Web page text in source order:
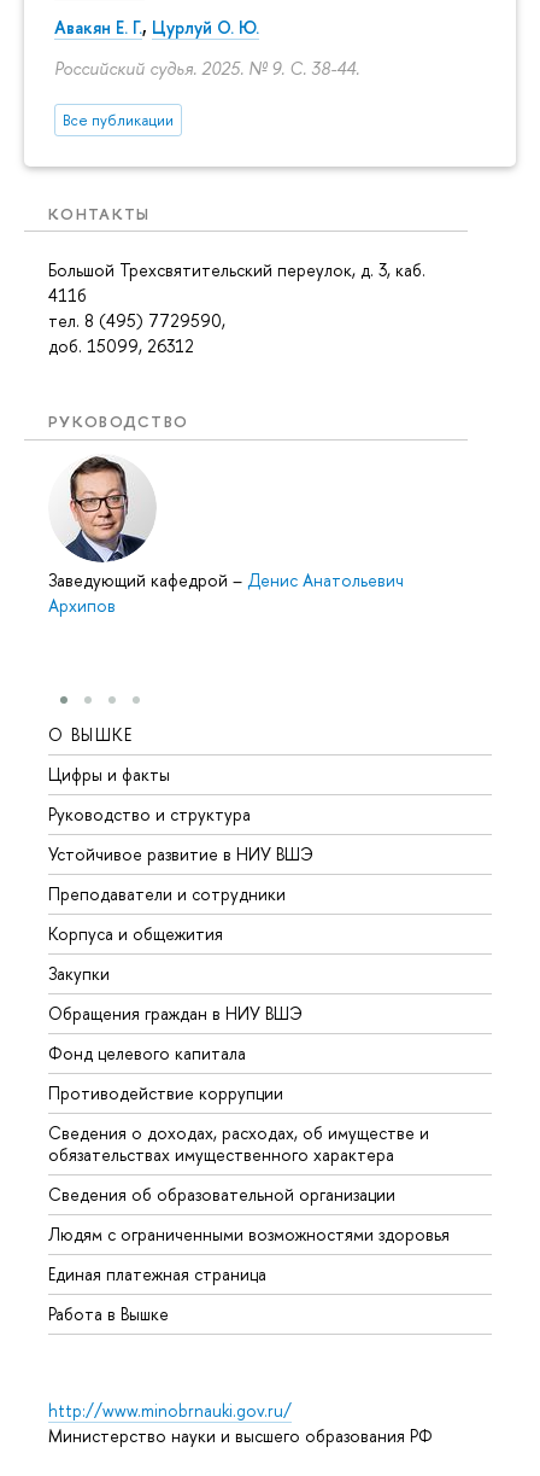
Авакян Е. Г., Цурлуй О. Ю.
Российский судья. 2025. № 9. С. 38-44.
Все публикации
КОНТАКТЫ
Большой Трехсвятительский переулок, д. 3, каб.
411б
тел. 8 (495) 7729590,
доб. 15099, 26312
РУКОВОДСТВО
Заведующий кафедрой – Денис Анатольевич
Архипов
О ВЫШКЕ
Цифры и факты
Руководство и структура
Устойчивое развитие в НИУ ВШЭ
Преподаватели и сотрудники
Корпуса и общежития
Закупки
Обращения граждан в НИУ ВШЭ
Фонд целевого капитала
Противодействие коррупции
Сведения о доходах, расходах, об имуществе и
обязательствах имущественного характера
Сведения об образовательной организации
Людям с ограниченными возможностями здоровья
Единая платежная страница
Работа в Вышке
http://www.minobrnauki.gov.ru/
Министерство науки и высшего образования РФ